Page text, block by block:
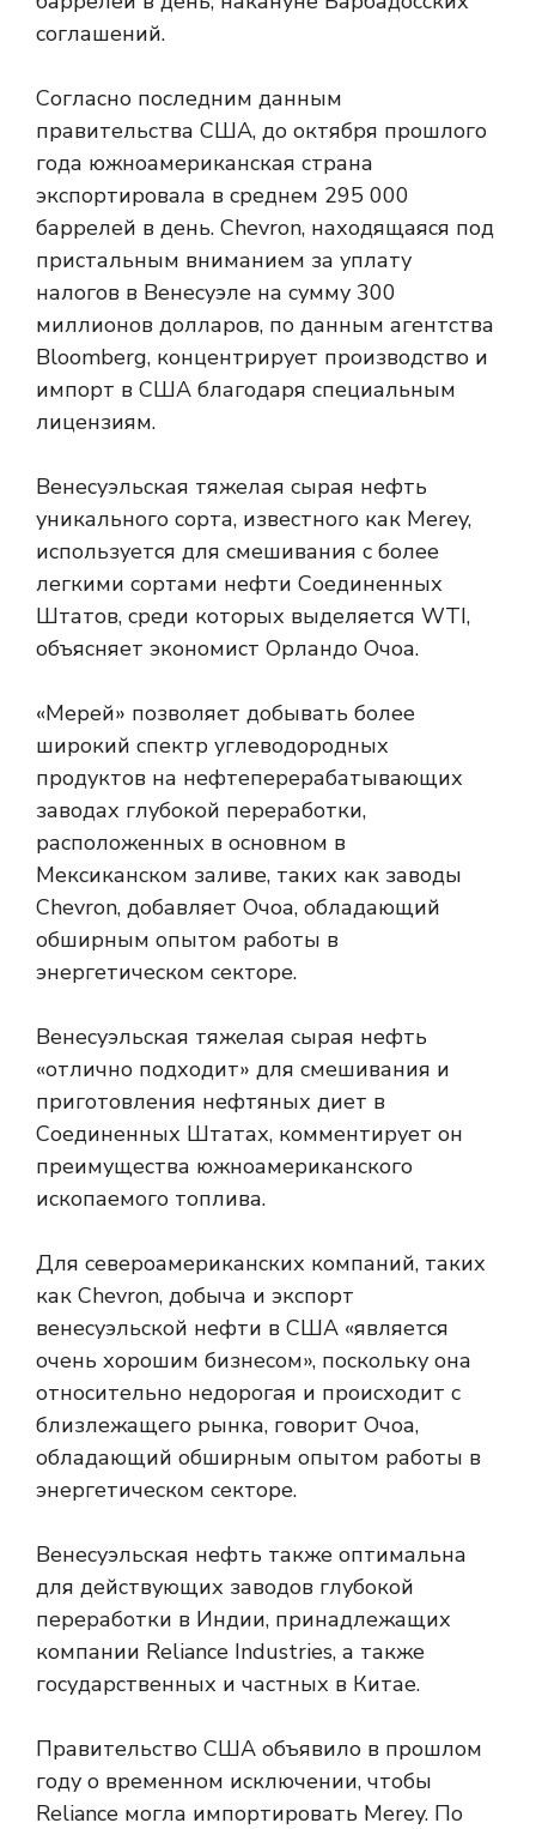
соглашений.
Согласно последним данным
правительства США, до октября прошлого
года южноамериканская страна
экспортировала в среднем 295 000
баррелей в день. Chevron, находящаяся под
пристальным вниманием за уплату
налогов в Венесуэле на сумму 300
миллионов долларов, по данным агентства
Bloomberg, концентрирует производство и
импорт в США благодаря специальным
лицензиям.
Венесуэльская тяжелая сырая нефть
уникального сорта, известного как Merey,
используется для смешивания с более
легкими сортами нефти Соединенных
Штатов, среди которых выделяется WTI,
объясняет экономист Орландо Очоа.
«Мерей» позволяет добывать более
широкий спектр углеводородных
продуктов на нефтеперерабатывающих
заводах глубокой переработки,
расположенных в основном в
Мексиканском заливе, таких как заводы
Chevron, добавляет Очоа, обладающий
обширным опытом работы в
энергетическом секторе.
Венесуэльская тяжелая сырая нефть
«отлично подходит» для смешивания и
приготовления нефтяных диет в
Соединенных Штатах, комментирует он
преимущества южноамериканского
ископаемого топлива.
Для североамериканских компаний, таких
как Chevron, добыча и экспорт
венесуэльской нефти в США «является
очень хорошим бизнесом», поскольку она
относительно недорогая и происходит с
близлежащего рынка, говорит Очоа,
обладающий обширным опытом работы в
энергетическом секторе.
Венесуэльская нефть также оптимальна
для действующих заводов глубокой
переработки в Индии, принадлежащих
компании Reliance Industries, а также
государственных и частных в Китае.
Правительство США объявило в прошлом
году о временном исключении, чтобы
Reliance могла импортировать Merey. По